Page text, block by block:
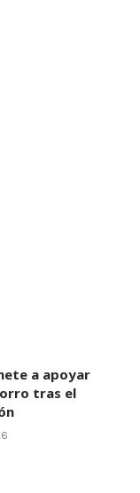
a apoyar
tras el